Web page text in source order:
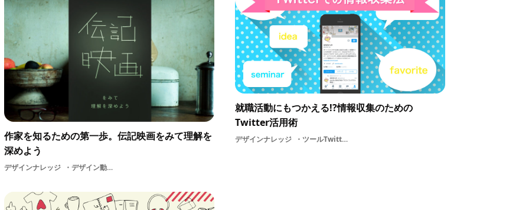
作家を知るための第一歩。伝記映画をみて理解を
深めよう
デザインナレッジ デザイン動画アート大学ファインアート大学生伝記映画学生制作アーティストアウトプットアニメーションインプットペインター
就職活動にもつかえる!?情報収集のための
Twitter活用術
デザインナレッジ ツールTwitterインプットリサーチ